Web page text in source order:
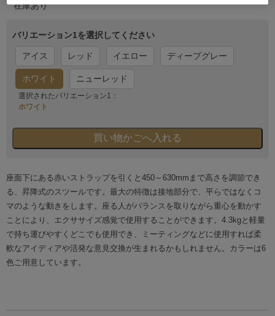
在庫あり
バリエーション1を選択してください
アイス レッド イエロー ディープグレー
ホワイト ニューレッド
選択されたバリエーション1：
ホワイト
座面下にある赤いストラップを引くと450～630mmまで高さを調節でき
る、昇降式のスツールです。最大の特徴は接地部分で、平らではなくコ
マのような動きをします。座る人がバランスを取りながら重心を動かす
ことにより、エクササイズ感覚で使用することができます。4.3kgと軽量
で持ち運びやすくどこでも使用でき、ミーティングなどに使用すれば柔
軟なアイディアや活発な意見交換が生まれるかもしれません。カラーは6
色ご用意しています。